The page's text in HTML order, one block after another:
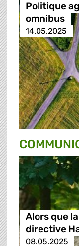
Politique
omnibus
14.05.2025
Alors que
directive
08.05.2025